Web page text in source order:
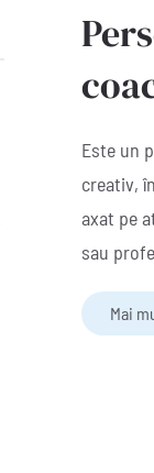
Este un
creativ,
axat pe
sau
Mai